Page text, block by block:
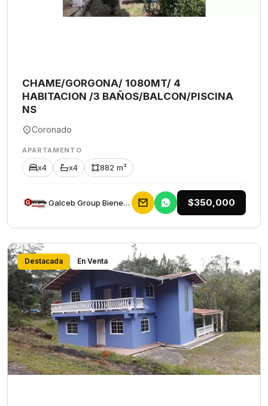
CHAME/GORGONA/ 1080MT/ 4
HABITACION /3 BAÑOS/BALCON/PISCINA
NS
Coronado
APARTAMENTO
x4 x4 882 m²
Galceb Group Bienes Raices $350,000
Destacada En Venta